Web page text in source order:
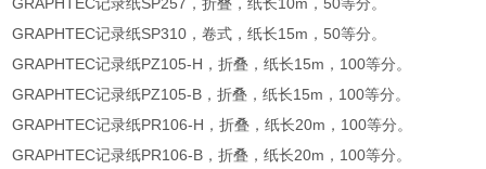
GRAPHTEC记录纸SP310，卷式，纸长15m，50等分。
GRAPHTEC记录纸PZ105-H，折叠，纸长15m，100等分。
GRAPHTEC记录纸PZ105-B，折叠，纸长15m，100等分。
GRAPHTEC记录纸PR106-H，折叠，纸长20m，100等分。
GRAPHTEC记录纸PR106-B，折叠，纸长20m，100等分。